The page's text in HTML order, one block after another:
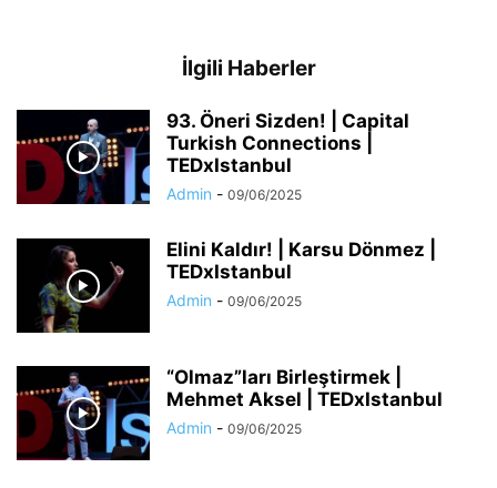
İlgili Haberler
93. Öneri Sizden! | Capital
Turkish Connections |
TEDxIstanbul
Admin - 09/06/2025
Elini Kaldır! | Karsu Dönmez |
TEDxIstanbul
Admin - 09/06/2025
“Olmaz”ları Birleştirmek |
Mehmet Aksel | TEDxIstanbul
Admin - 09/06/2025